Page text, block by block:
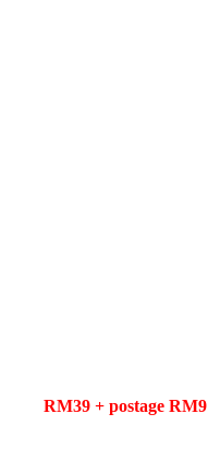
RM39 + postage RM9